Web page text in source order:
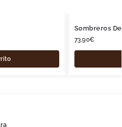
Sombreros
73.90€